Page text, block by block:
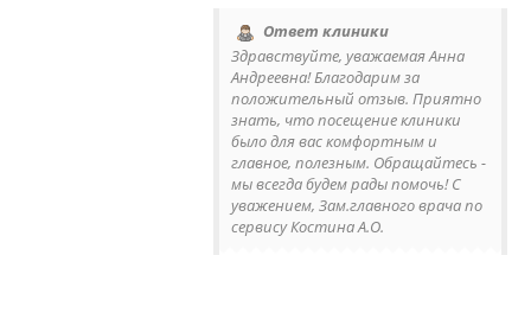
Ответ клиники
Здравствуйте, уважаемая Анна
Андреевна! Благодарим за
положительный отзыв. Приятно
знать, что посещение клиники
было для вас комфортным и
главное, полезным. Обращайтесь -
мы всегда будем рады помочь! С
уважением, Зам.главного врача по
сервису Костина А.О.